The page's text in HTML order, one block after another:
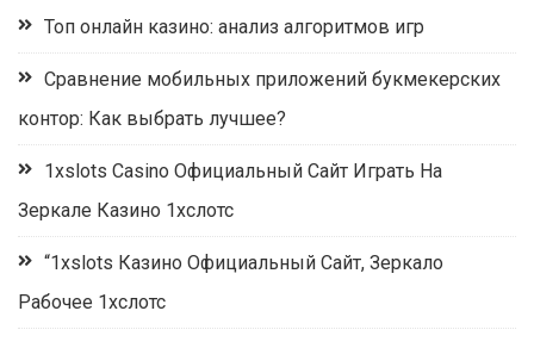
Топ онлайн казино: анализ алгоритмов игр
Сравнение мобильных приложений букмекерских
контор: Как выбрать лучшее?
1xslots Casino Официальный Сайт Играть На
Зеркале Казино 1хслотс
“1xslots Казино Официальный Сайт, Зеркало
Рабочее 1хслотс